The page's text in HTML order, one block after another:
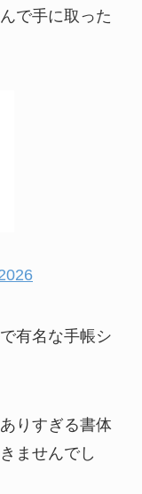
で手に取った
有名な手帳シ
りすぎる書体
ませんでし